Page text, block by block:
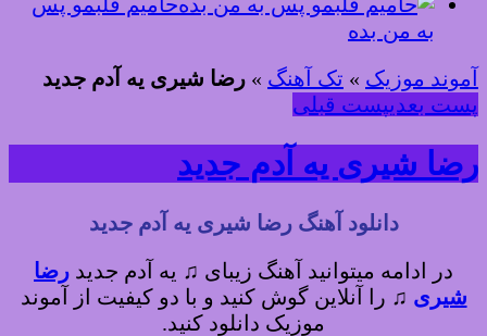
به من بده
آموند موزیک » تک آهنگ » رضا شیری یه آدم جدید
پست بعدیپست قبلی
رضا شیری یه آدم جدید
دانلود آهنگ رضا شیری یه آدم جدید
در ادامه میتوانید آهنگ زیبای ♫ یه آدم جدید رضا
شیری ♫ را آنلاین گوش کنید و با دو کیفیت از آموند
موزیک دانلود کنید.